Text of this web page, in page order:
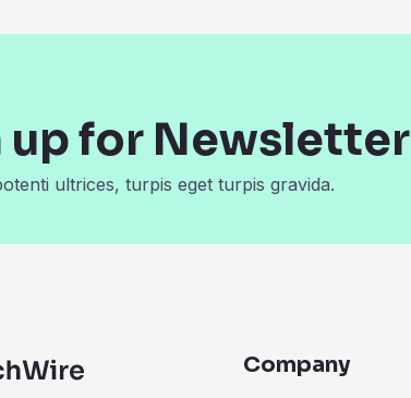
up for Newsletter
ultrices, turpis eget turpis gravida.
Company